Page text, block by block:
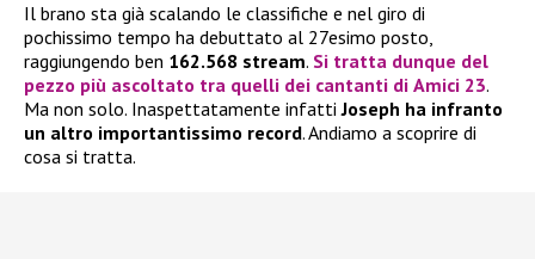
Il brano sta già scalando le classifiche e nel giro di
pochissimo tempo ha debuttato al 27esimo posto,
raggiungendo ben 162.568 stream. Si tratta dunque del
pezzo più ascoltato tra quelli dei cantanti di Amici 23.
Ma non solo. Inaspettatamente infattiJoseph ha infranto
un altro importantissimo record. Andiamo a scoprire di
cosa si tratta.